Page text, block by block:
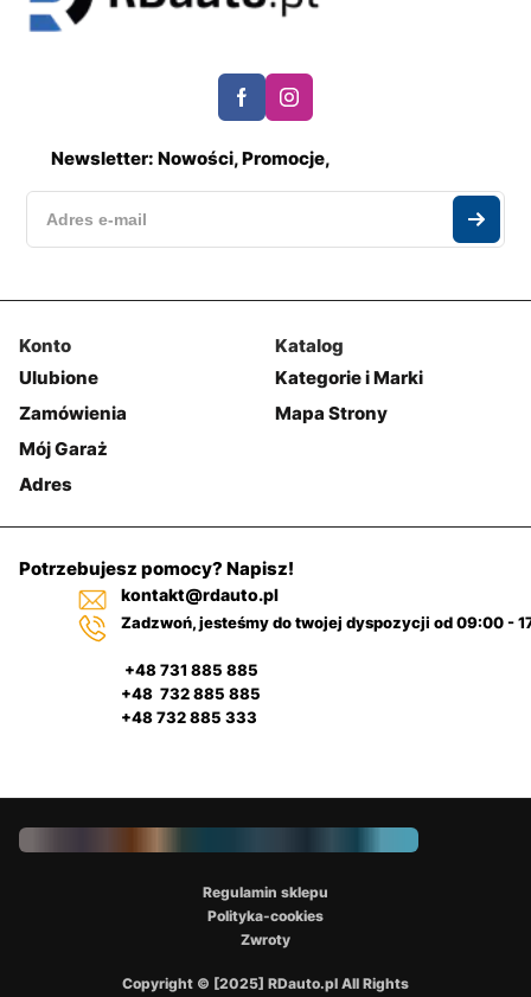
Newsletter: Nowości, Promocje,
Konto
Ulubione
Zamówienia
Mój Garaż
Adres
Katalog
Kategorie i Marki
Mapa Strony
Potrzebujesz pomocy? Napisz!
kontakt@rdauto.pl
Zadzwoń, jesteśmy do twojej dyspozycji od 09:00 -
+48 731 885 885
+48 732 885 885
+48 732 885 333
Copyright © [2025] RDauto.pl All Rights
Regulamin sklepu
Polityka-cookies
Zwroty